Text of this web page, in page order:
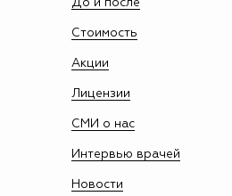
До и после
Стоимость
Акции
Лицензии
СМИ о нас
Интервью врачей
Новости